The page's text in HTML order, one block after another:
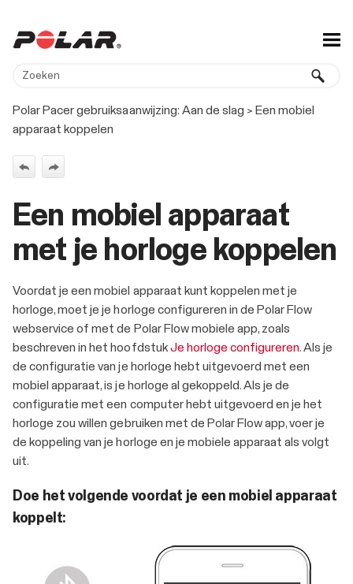
Overslaan en naar hoofdinhoud
Polar Pacer gebruiksaanwijzing: Aan de slag > Een mobiel
apparaat koppelen
Een mobiel apparaat
met je horloge koppelen
Voordat je een mobiel apparaat kunt koppelen met je
horloge, moet je je horloge configureren in de Polar Flow
webservice of met de Polar Flow mobiele app, zoals
beschreven in het hoofdstukJe horloge configureren. Als je
de configuratie van je horloge hebt uitgevoerd met een
mobiel apparaat, is je horloge al gekoppeld. Als je de
configuratie met een computer hebt uitgevoerd en je het
horloge zou willen gebruiken met de Polar Flow app, voer je
de koppeling van je horloge en je mobiele apparaat als volgt
uit.
Doe het volgende voordat je een mobiel apparaat
koppelt: